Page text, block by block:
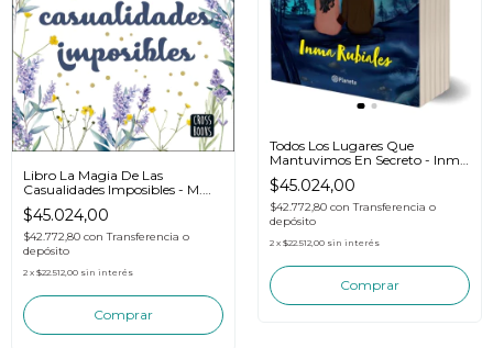
Libro La Magia De Las
Casualidades Imposibles - M.
Martínez
$45.024,00
$42.772,80 con Transferencia o
depósito
2 x $22.512,00 sin interés
Todos Los Lugares Que
Mantuvimos En Secreto - Inma
Rubiales
$45.024,00
$42.772,80 con Transferencia o
depósito
2 x $22.512,00 sin interés